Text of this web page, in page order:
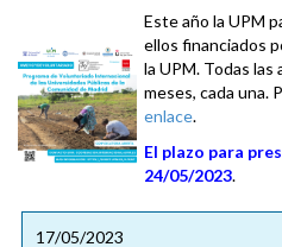
Este año la UPM
ellos financiados
la UPM. Todas las
meses, cada una.
enlace.
El plazo para
24/05/2023.
17/05/2023